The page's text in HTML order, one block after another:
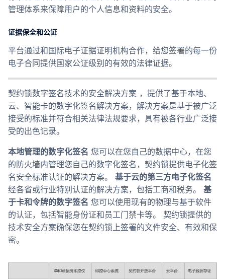
管理体系来保障用户的个人信息和资料的安全。
证据保全和公证
平台通过和国际电子证据证明机构合作，给您签署的每一份
电子合同提供国家公证级别的有效的法律证据。
契约锁数字签名技术的安全解决方案 ，提供了基于本地、
云、智能卡的数字化签名解决方案，解决方案是基于被广泛
接受的标准并符合相关法律法规要求，具有被各行业广泛接
受的出色记录。
本地管理的数字化签名 您可以在您自己的数据中心，在您
的防火墙内管理您自己的数字化签名，契约锁提供电子化签
名安全标准认证的解决方案。 基于云的第三方电子化签名
经各省或行业特别认证的解决方案，包括工商和税务。 基
于卡和令牌的数字签名 您可以使用现有的物理与基于软件
的认证，包括智能身份证和员工门禁卡等。 契约锁提供的
技术安全方案确保您在契约锁上签署的文件安全、有效和保
密。